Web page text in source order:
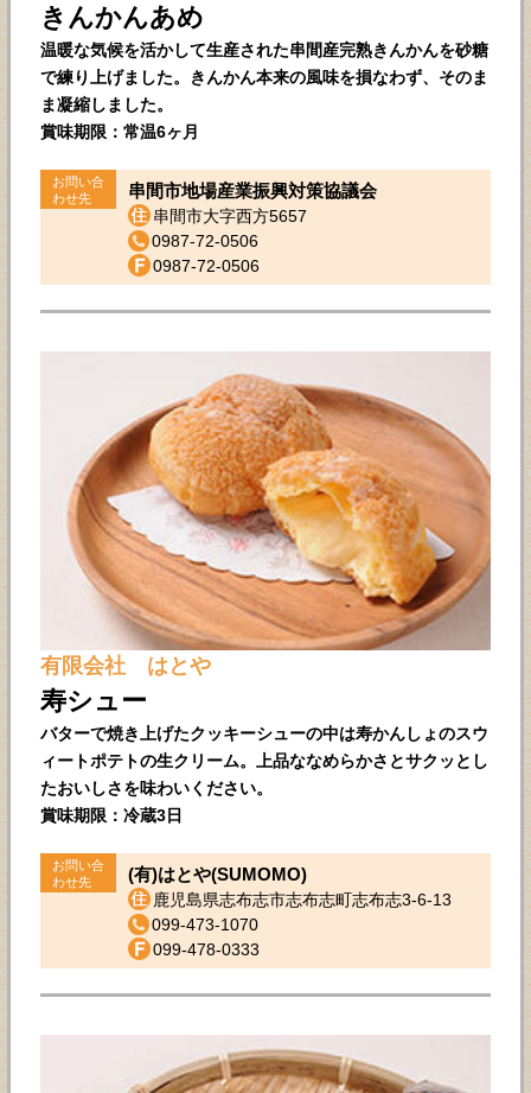
きんかんあめ
温暖な気候を活かして生産された串間産完熟きんかんを砂糖
で練り上げました。きんかん本来の風味を損なわず、そのま
ま凝縮しました。
賞味期限：常温6ヶ月
お問い合
わせ先
串間市地場産業振興対策協議会
串間市大字西方5657
0987-72-0506
0987-72-0506
有限会社 はとや
寿シュー
バターで焼き上げたクッキーシューの中は寿かんしょのスウ
ィートポテトの生クリーム。上品ななめらかさとサクッとし
たおいしさを味わいください。
賞味期限：冷蔵3日
お問い合
わせ先
(有)はとや(SUMOMO)
鹿児島県志布志市志布志町志布志3-6-13
099-473-1070
099-478-0333